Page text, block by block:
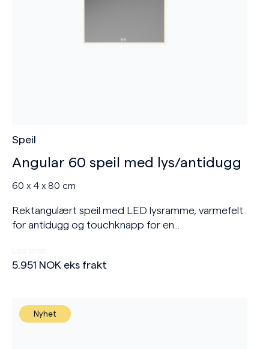
Speil
Angular 60 speil med lys/antidugg
60 x 4 x 80 cm
Rektangulært speil med LED lysramme, varmefelt
for antidugg og touchknapp for en...
5.951 NOK eks frakt
Nyhet